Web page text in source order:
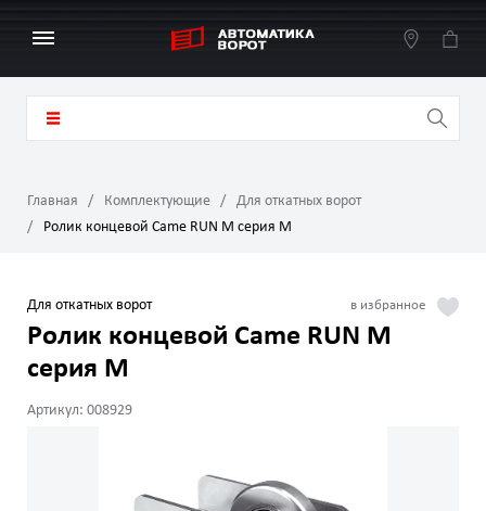
Главная Комплектующие
Для откатных ворот
Ролик концевой Came RUN M серия M
Для откатных ворот
Ролик концевой Came RUN M
серия M
Артикул: 008929